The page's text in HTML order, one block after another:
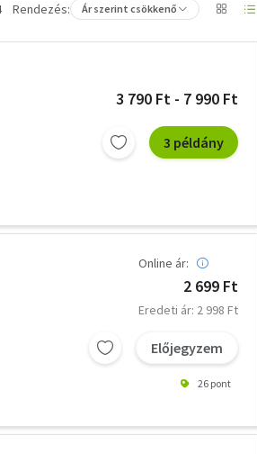
Rendezés: Ár szerint csökkenő
3 790 Ft - 7 990 Ft
3 példány
Online ár:
2 699 Ft
Eredeti ár: 2 998 Ft
Előjegyzem
26 pont